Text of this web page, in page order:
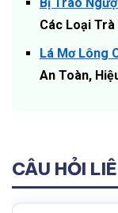
Bị Trào
Các Loại
Lá Mơ Lông
An Toàn,
CÂU HỎI